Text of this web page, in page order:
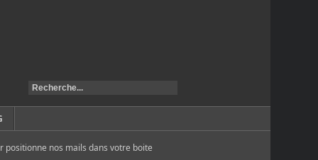
positionne nos mails dans votre boite